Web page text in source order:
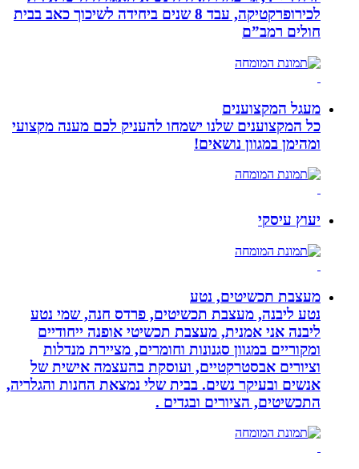
לכירופרקטיקה, עבד 8 שנים ביחידה לשיכוך כאב בבית
חולים רמב”ם
מעגל המקצוענים
כל המקצוענים שלנו ישמחו להעניק לכם מענה מקצועי
ומהימן במגוון נושאים!
יעוץ עיסקי
מעצבת תכשיטים, נטע
נטע ליבנה, מעצבת תכשיטים, פרדס חנה, שמי נטע
ליבנה אני אמנית, מעצבת תכשיטי אופנה ייחודיים
ומקוריים במגוון סגנונות וחומרים, מציירת מנדלות
וציורים אבסטרקטיים, ועוסקת בהעצמה אישית של
אנשים ובעיקר נשים. בבית שלי נמצאת החנות והגלריה,
התכשיטים, הציורים ובגדים .